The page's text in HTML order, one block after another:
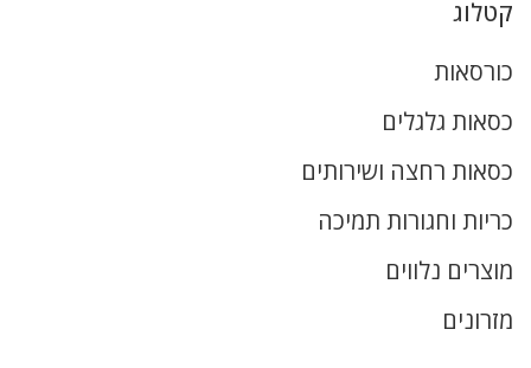
קטלוג
כורסאות
כסאות גלגלים
כסאות רחצה ושירותים
כריות וחגורות תמיכה
מוצרים נלווים
מזרונים